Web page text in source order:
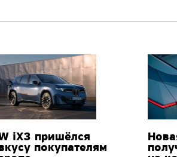
iX3 пришёлся
покупателям